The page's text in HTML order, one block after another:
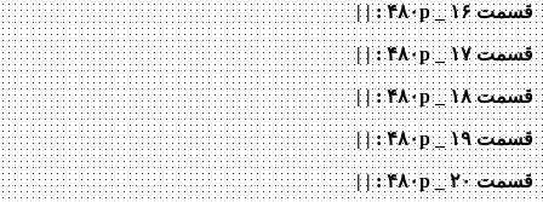
قسمت ۱۶ _ ۴۸۰p : | |
قسمت ۱۷ _ ۴۸۰p : | |
قسمت ۱۸ _ ۴۸۰p : | |
قسمت ۱۹ _ ۴۸۰p : | |
قسمت ۲۰ _ ۴۸۰p : | |